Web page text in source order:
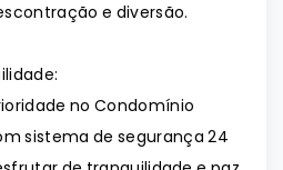
e diversão.
no Condomínio
sistema de segurança 24